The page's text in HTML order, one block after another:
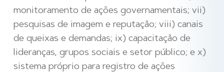
monitoramento de ações governamentais; vii )
pesquisas de imagem e reputação; viii ) canais
de queixas e demandas; ix) capacitação de
lideranças, grupos sociais e setor público; e x)
sistema próprio para registro de ações